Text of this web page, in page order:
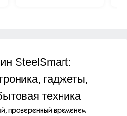
SteelSmart:
гаджеты,
техника
проверенный временем